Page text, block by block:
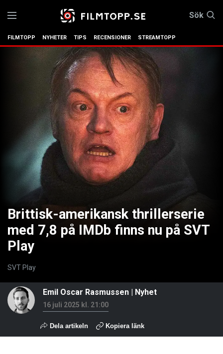
Sök
FILMTOPP NYHETER TIPS RECENSIONER STREAMTOPP
Brittisk-amerikansk thrillerserie
med 7,8 på IMDb finns nu på SVT
Play
SVT Play
Emil Oscar Rasmussen | Nyhet
16 juli 2025 kl. 21:00
Dela artikeln Kopiera länk